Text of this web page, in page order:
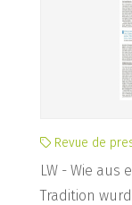
Revue de
LW - Wie aus
Tradition